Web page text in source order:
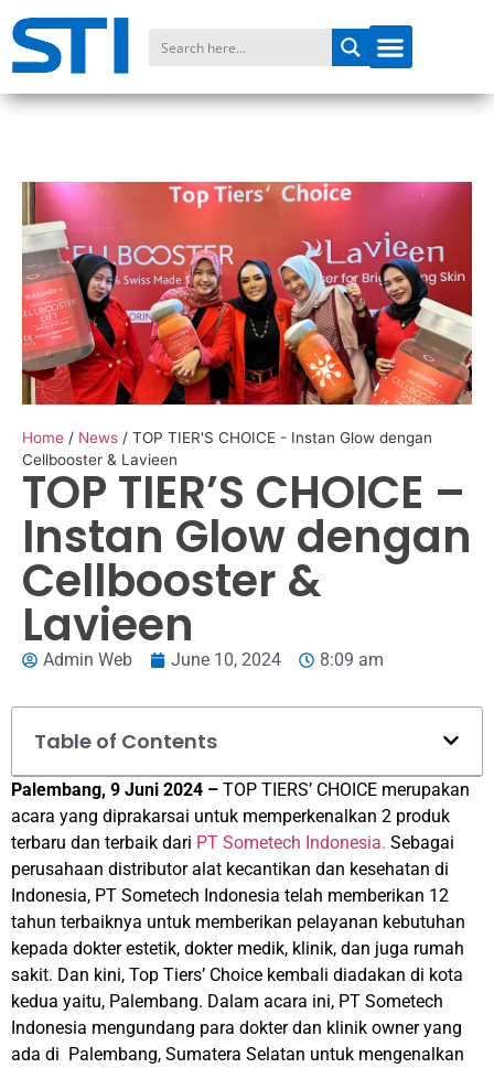
Home / News / TOP TIER'S CHOICE - Instan Glow dengan
Cellbooster & Lavieen
TOP TIER’S CHOICE –
Instan Glow dengan
Cellbooster &
Lavieen
Admin Web June 10, 2024 8:09 am
Table of Contents
Palembang, 9 Juni 2024 – TOP TIERS’ CHOICE merupakan
acara yang diprakarsai untuk memperkenalkan 2 produk
terbaru dan terbaik dari PT Sometech Indonesia. Sebagai
perusahaan distributor alat kecantikan dan kesehatan di
Indonesia, PT Sometech Indonesia telah memberikan 12
tahun terbaiknya untuk memberikan pelayanan kebutuhan
kepada dokter estetik, dokter medik, klinik, dan juga rumah
sakit. Dan kini, Top Tiers’ Choice kembali diadakan di kota
kedua yaitu, Palembang. Dalam acara ini, PT Sometech
Indonesia mengundang para dokter dan klinik owner yang
ada di Palembang, Sumatera Selatan untuk mengenalkan